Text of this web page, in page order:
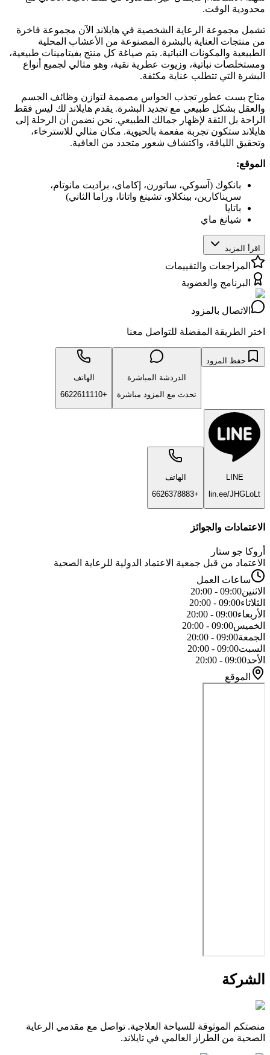
محدودية الوقت.
تشمل مجموعة الرعاية الشخصية في هايلاند الآن مجموعة فاخرة
من منتجات العناية بالبشرة المصنوعة من الأعشاب المحلية
الطبيعية والمكونات النباتية. يتم صياغة كل منتج بفيتامينات طبيعية،
ومستخلصات نباتية، وزيوت عطرية نقية، وهو مثالي لجميع أنواع
البشرة التي تتطلب عناية مكثفة.
متاح بست عطور تجذب الحواس مصممة لتوازن وظائف الجسم
والعقل بشكل طبيعي مع تجديد البشرة. يقدم هايلاند لك ليس فقط
الراحة بل الثقة لإظهار جمالك الطبيعي. نحن نضمن أن الرحلة إلى
هايلاند ستكون تجربة مفعمة بالحيوية. مكان مثالي للاسترخاء،
وتحقيق اللياقة، واكتشاف شعور متجدد من العافية.
الموقع:
بانكوك (آسوكي، ساتورن، إكاماى، براديت مانوتام،
سريناكارين، بينكلاو، تشينغ واتانا، وراما الثاني)
باتايا
شيانغ ماي
اقرأ المزيد
المراجعات والتقييمات
البرنامج والعضوية
الاتصال بالمزود
اختر الطريقة المفضلة للتواصل معنا
حفظ المزود
الدردشة المباشرة
تحدث مع المزود مباشرة
الهاتف
+6622611110
LINE
lin.ee/JHGLoLt
الهاتف
+6626378883
الاعتمادات والجوائز
أروكا جو ستار
الاعتماد من قبل جمعية الاعتماد الدولية للرعاية الصحية
ساعات العمل
الاثنين09:00 - 20:00
الثلاثاء09:00 - 20:00
الأربعاء09:00 - 20:00
الخميس09:00 - 20:00
الجمعة09:00 - 20:00
السبت09:00 - 20:00
الأحد09:00 - 20:00
الموقع
الشركة
منصتكم الموثوقة للسياحة العلاجية. تواصل مع مقدمي الرعاية
الصحية من الطراز العالمي في تايلاند.